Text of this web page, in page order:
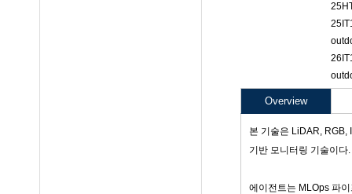
Overview
본 기술은 LiDAR, RGB,
기반 모니터링 기술이다.
에이전트는 MLOps 파